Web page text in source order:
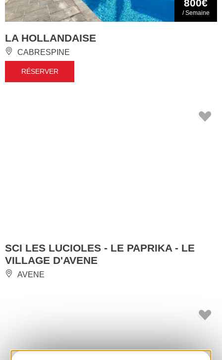
800€
/ Semaine
LA HOLLANDAISE
CABRESPINE
RÉSERVER
SCI LES LUCIOLES - LE PAPRIKA - LE
VILLAGE D'AVENE
AVENE